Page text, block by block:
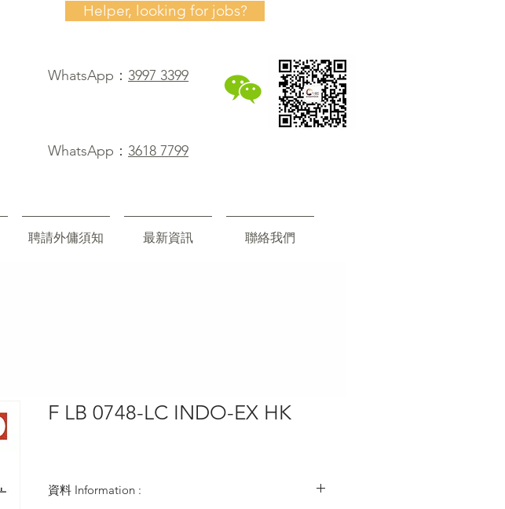
Helper, looking for jobs?
WhatsApp： 3997 3399
WhatsApp： 3618 7799
聘請外傭須知 最新資訊 聯絡我們
F LB 0748-LC INDO-EX HK
資料 Information :